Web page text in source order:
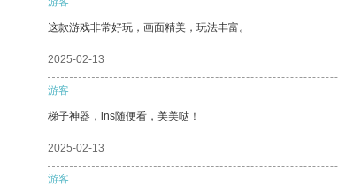
这款游戏非常好玩，画面精美，玩法丰富。
2025-02-13
游客
梯子神器，ins随便看，美美哒！
2025-02-13
游客